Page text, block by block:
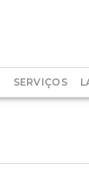
SERVIÇOS